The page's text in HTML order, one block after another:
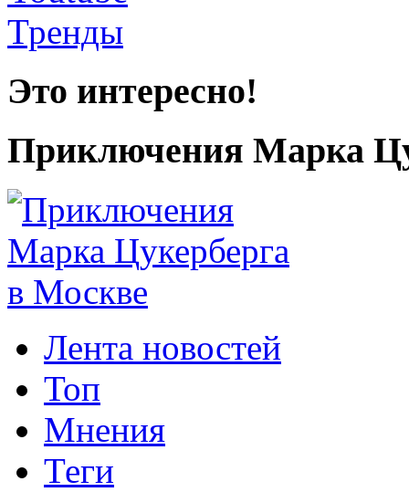
Это интересно!
Приключения Марка
Лента новостей
Топ
Мнения
Теги